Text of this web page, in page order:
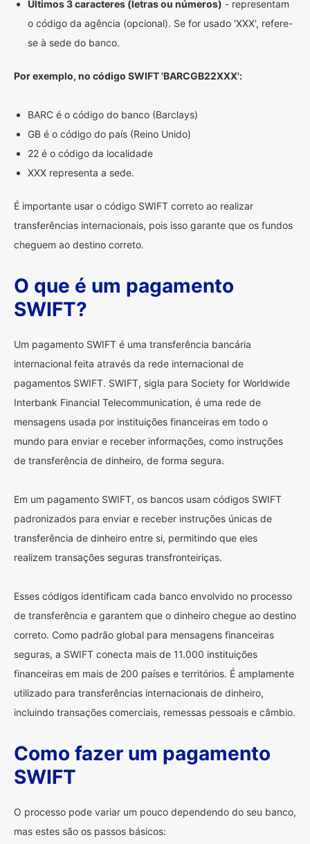
Últimos 3 caracteres (letras ou números) - representam
o código da agência (opcional). Se for usado 'XXX', refere-
se à sede do banco.
Por exemplo, no código SWIFT 'BARCGB22XXX':
BARC é o código do banco (Barclays)
GB é o código do país (Reino Unido)
22 é o código da localidade
XXX representa a sede.
É importante usar o código SWIFT correto ao realizar
transferências internacionais, pois isso garante que os fundos
cheguem ao destino correto.
O que é um pagamento
SWIFT?
Um pagamento SWIFT é uma transferência bancária
internacional feita através da rede internacional de
pagamentos SWIFT. SWIFT, sigla para Society for Worldwide
Interbank Financial Telecommunication, é uma rede de
mensagens usada por instituições financeiras em todo o
mundo para enviar e receber informações, como instruções
de transferência de dinheiro, de forma segura.
Em um pagamento SWIFT, os bancos usam códigos SWIFT
padronizados para enviar e receber instruções únicas de
transferência de dinheiro entre si, permitindo que eles
realizem transações seguras transfronteiriças.
Esses códigos identificam cada banco envolvido no processo
de transferência e garantem que o dinheiro chegue ao destino
correto. Como padrão global para mensagens financeiras
seguras, a SWIFT conecta mais de 11.000 instituições
financeiras em mais de 200 países e territórios. É amplamente
utilizado para transferências internacionais de dinheiro,
incluindo transações comerciais, remessas pessoais e câmbio.
Como fazer um pagamento
SWIFT
O processo pode variar um pouco dependendo do seu banco,
mas estes são os passos básicos: